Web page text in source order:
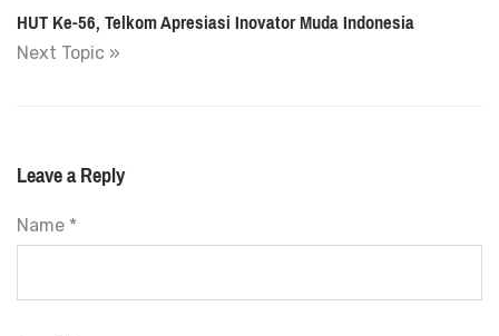
HUT Ke-56, Telkom Apresiasi Inovator Muda Indonesia
Next Topic »
Leave a Reply
Name *